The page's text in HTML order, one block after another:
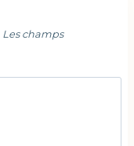
Les champs